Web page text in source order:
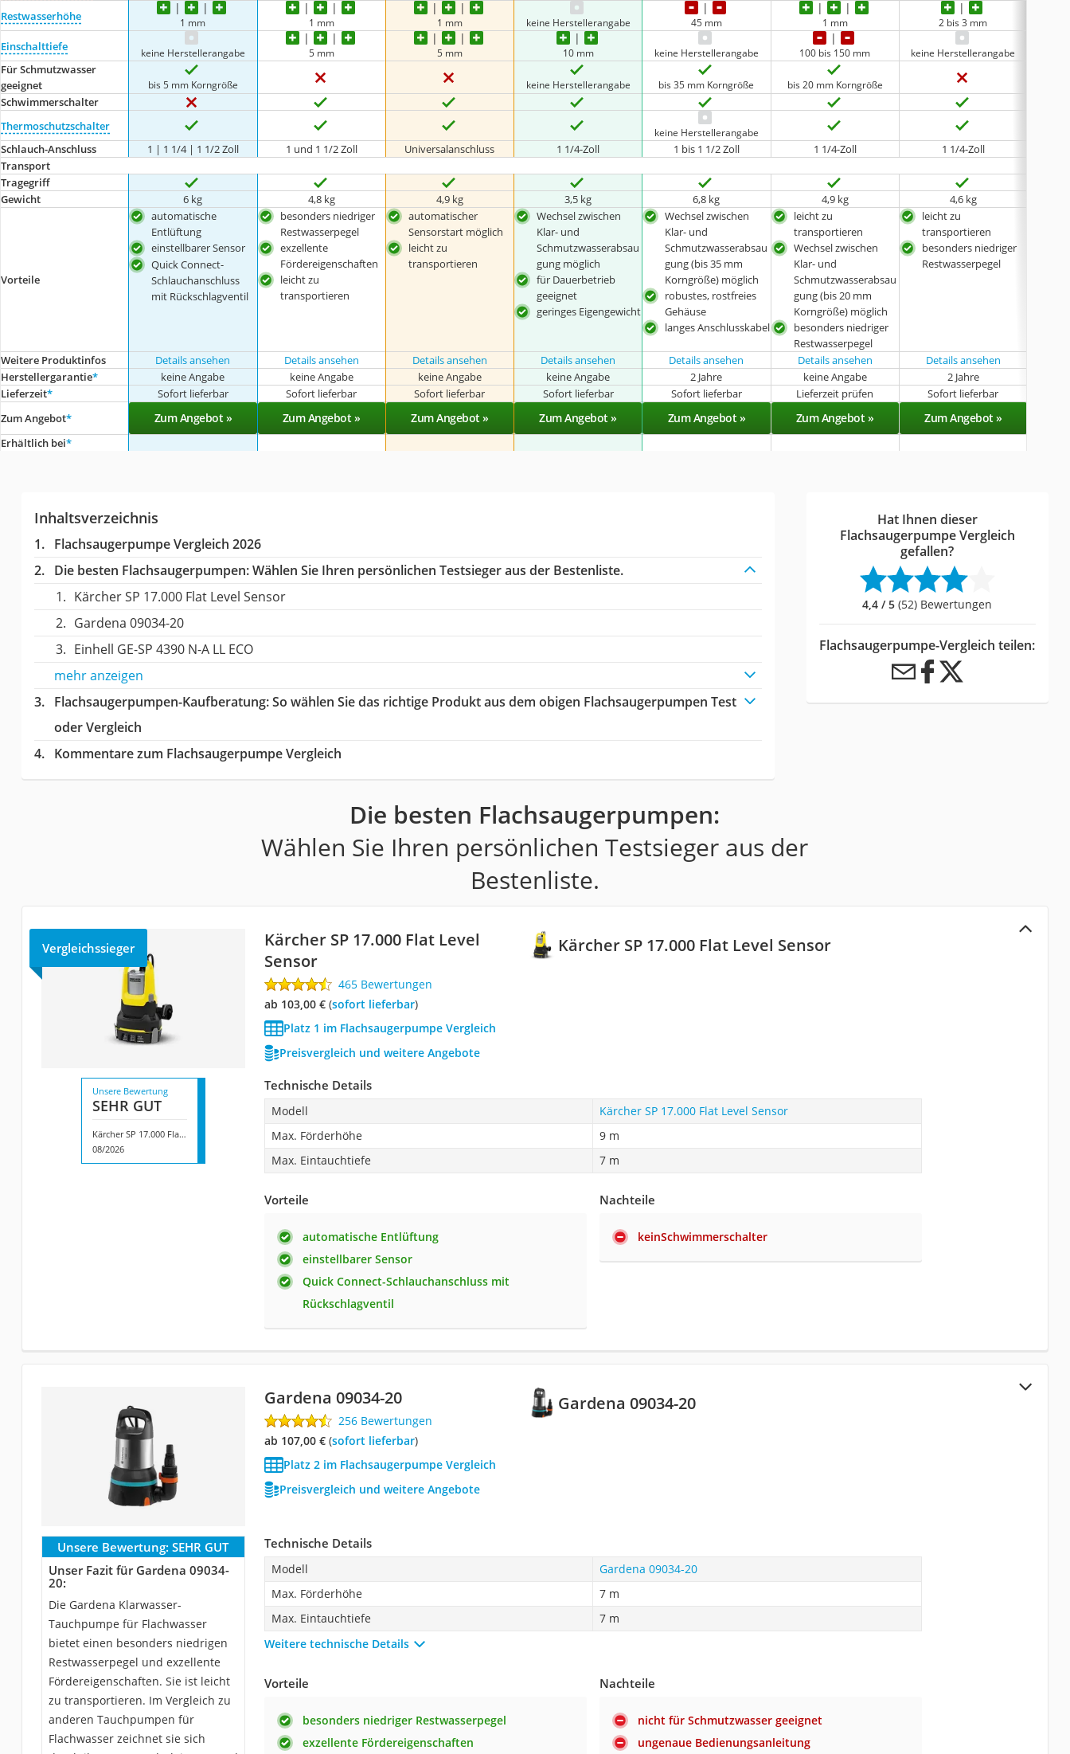
Restwasserhöhe
1 mm 1 mm 1 mm keine Herstellerangabe 45 mm 1 mm 2 bis 3 mm
Einschalttiefe keine Herstellerangabe 5 mm 5 mm 10 mm keine Herstellerangabe 100 bis 150 mm keine Herstellerangabe
Für Schmutzwasser
geeignet
bis 5 mm Korngröße keine Herstellerangabe bis 35 mm Korngröße bis 20 mm Korngröße
Schwimmerschalter
Thermoschutzschalter
keine Herstellerangabe
Schlauch-Anschluss 1 | 1 1/4 | 1 1/2 Zoll 1 und 1 1/2 Zoll Universalanschluss 1 1/4-Zoll 1 bis 1 1/2 Zoll 1 1/4-Zoll 1 1/4-Zoll
Transport
Tragegriff
Gewicht
6 kg 4,8 kg 4,9 kg 3,5 kg 6,8 kg 4,9 kg 4,6 kg
Vorteile
automatische
Entlüftung
einstellbarer Sensor
Quick Connect-
Schlauchanschluss
mit Rückschlagventil
besonders niedriger
Restwasserpegel
exzellente
Fördereigenschaften
leicht zu
transportieren
automatischer
Sensorstart möglich
leicht zu
transportieren
Wechsel zwischen
Klar- und
Schmutzwasserabsau
gung möglich
für Dauerbetrieb
geeignet
geringes Eigengewicht
Wechsel zwischen
Klar- und
Schmutzwasserabsau
gung (bis 35 mm
Korngröße) möglich
robustes, rostfreies
Gehäuse
langes Anschlusskabel
leicht zu
transportieren
Wechsel zwischen
Klar- und
Schmutzwasserabsau
gung (bis 20 mm
Korngröße) möglich
besonders niedriger
Restwasserpegel
leicht zu
transportieren
besonders niedriger
Restwasserpegel
Weitere Produktinfos Details ansehen Details ansehen Details ansehen Details ansehen Details ansehen Details ansehen Details ansehen
Herstellergarantie* keine Angabe keine Angabe keine Angabe keine Angabe 2 Jahre keine Angabe 2 Jahre
Lieferzeit* Sofort lieferbar Sofort lieferbar Sofort lieferbar Sofort lieferbar Sofort lieferbar Lieferzeit prüfen Sofort lieferbar
Zum Angebot* Zum Angebot » Zum Angebot » Zum Angebot » Zum Angebot » Zum Angebot » Zum Angebot » Zum Angebot »
Erhältlich bei*
Inhaltsverzeichnis
Flachsaugerpumpe Vergleich 2026
Die besten Flachsaugerpumpen:Wählen Sie Ihren persönlichen Testsieger aus der Bestenliste.
Kärcher SP 17.000 Flat Level Sensor
Gardena ‎09034-20
Einhell GE-SP 4390 N-A LL ECO
mehr anzeigen
Flachsaugerpumpen-Kaufberatung: So wählen Sie das richtige Produkt aus dem obigen Flachsaugerpumpen Test
oder Vergleich
Kommentare zum Flachsaugerpumpe Vergleich
Hat Ihnen dieser
Flachsaugerpumpe Vergleich
gefallen?
4,4 / 5 (52) Bewertungen
Flachsaugerpumpe-Vergleich teilen:
Die besten Flachsaugerpumpen:
Wählen Sie Ihren persönlichen Testsieger aus der
Bestenliste.
Kärcher SP 17.000 Flat Level Sensor
Vergleichssieger
Kärcher SP 17.000 Flat Level
Sensor
465 Bewertungen
ab 103,00 €( Sofort lieferbar)
Platz 1 im Flachsaugerpumpe Vergleich
Preisvergleich und weitere Angebote
Unsere Bewertung
SEHR GUT
Kärcher SP 17.000 Flat Level Sensor
08/2026
Technische Details
Modell
Kärcher SP 17.000 Flat Level Sensor
Max. Förderhöhe
9 m
Max. Eintauchtiefe
7 m
Vorteile
automatische Entlüftung
einstellbarer Sensor
Quick Connect-Schlauchanschluss mit
Rückschlagventil
Nachteile
keinSchwimmerschalter
Gardena ‎09034-20
Gardena ‎09034-20
256 Bewertungen
ab 107,00 €( Sofort lieferbar)
Platz 2 im Flachsaugerpumpe Vergleich
Preisvergleich und weitere Angebote
Unsere Bewertung: SEHR GUT
Unser Fazit für Gardena ‎09034-
20:
Die Gardena Klarwasser-
Tauchpumpe für Flachwasser
bietet einen besonders niedrigen
Restwasserpegel und exzellente
Fördereigenschaften. Sie ist leicht
zu transportieren. Im Vergleich zu
anderen Tauchpumpen für
Flachwasser zeichnet sie sich
Technische Details
Modell
Gardena ‎09034-20
Max. Förderhöhe
7 m
Max. Eintauchtiefe
7 m
Weitere technische Details
Vorteile
besonders niedriger Restwasserpegel
exzellente Fördereigenschaften
Nachteile
nicht für Schmutzwasser geeignet
ungenaue Bedienungsanleitung